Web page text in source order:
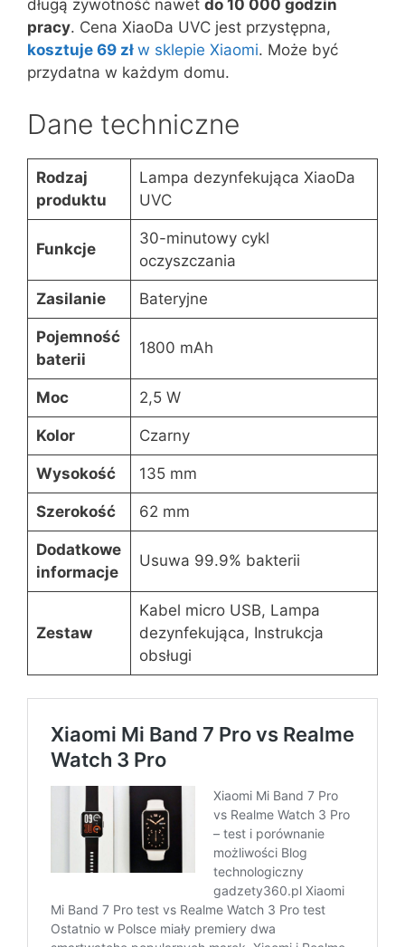
długą żywotność nawet do 10 000 godzin
pracy. Cena XiaoDa UVC jest przystępna,
kosztuje 69 zł w sklepie Xiaomi. Może być
przydatna w każdym domu.
Dane techniczne
Rodzaj
produktu
Lampa dezynfekująca XiaoDa
UVC
Funkcje
30-minutowy cykl
oczyszczania
Zasilanie Bateryjne
Pojemność
baterii
1800 mAh
Moc 2,5 W
Kolor Czarny
Wysokość 135 mm
Szerokość 62 mm
Dodatkowe
informacje
Usuwa 99.9% bakterii
Zestaw
Kabel micro USB, Lampa
dezynfekująca, Instrukcja
obsługi